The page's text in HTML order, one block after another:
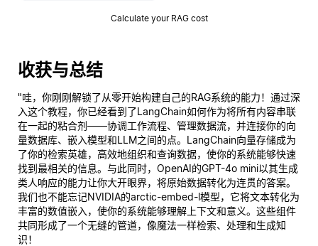
Calculate your RAG cost
收获与总结
"哇，你刚刚解锁了从零开始构建自己的RAG系统的能力！通过深
入这个教程，你已经看到了LangChain如何作为将所有内容串联
在一起的粘合剂——协调工作流程、管理数据流，并连接你的向
量数据库、嵌入模型和LLM之间的点。LangChain向量存储成为
了你的检索英雄，高效地组织和查询数据，使你的系统能够快速
找到最相关的信息。与此同时，OpenAI的GPT-4o mini以其生成
类人响应的能力让你大开眼界，将原始数据转化为连贯的答案。
我们也不能忘记NVIDIA的arctic-embed-l模型，它将文本转化为
丰富的数值嵌入，使你的系统能够理解 上下文和意义。这些组件
共同形成了一个无缝的管道，像魔法一样检索、处理和生成知
识！